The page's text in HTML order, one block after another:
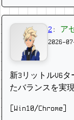
2 : ア
2026-
新3リットルV6
たバランスを実現
[Win10/Chrome]